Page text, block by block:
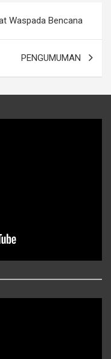
Waspada Bencana
PENGUMUMAN